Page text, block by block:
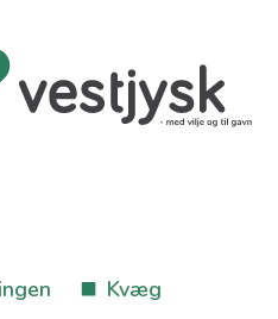
Kvæg